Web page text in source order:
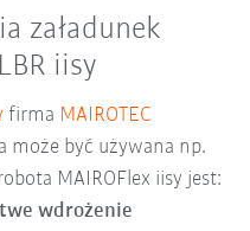
załadunek
iisy
firma MAIROTEC
może być używana np.
MAIROFlex iisy jest:
wdrożenie